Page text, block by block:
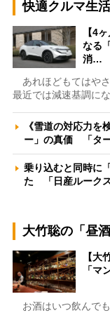
快適クルマ生
【4
なる
消…
あれほどもてはやさ
最近では減速基調に
《雪道の対応力を
ー」の真価 「タ
乗り込むと同時に
た 「日産ルーク
大竹聡の「昼酒
【大
「マ
お酒はいつ飲んで